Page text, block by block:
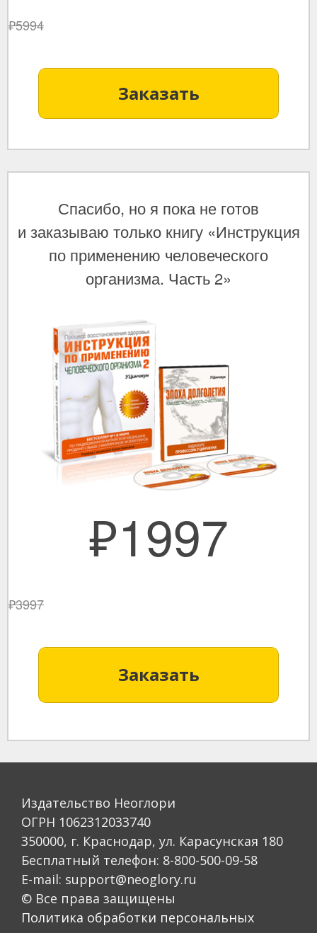
₽5994
Заказать
Спасибо, но я пока не готов
и заказываю только книгу «Инструкция
по применению человеческого
организма. Часть 2»
₽1997
₽3997
Заказать
Издательство Неоглори
ОГРН 1062312033740
350000, г. Краснодар, ул. Карасунская 180
Бесплатный телефон: 8-800-500-09-58
E-mail: support@neoglory.ru
© Все права защищены
Политика обработки персональных